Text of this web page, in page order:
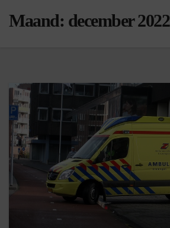
Maand: december 2022